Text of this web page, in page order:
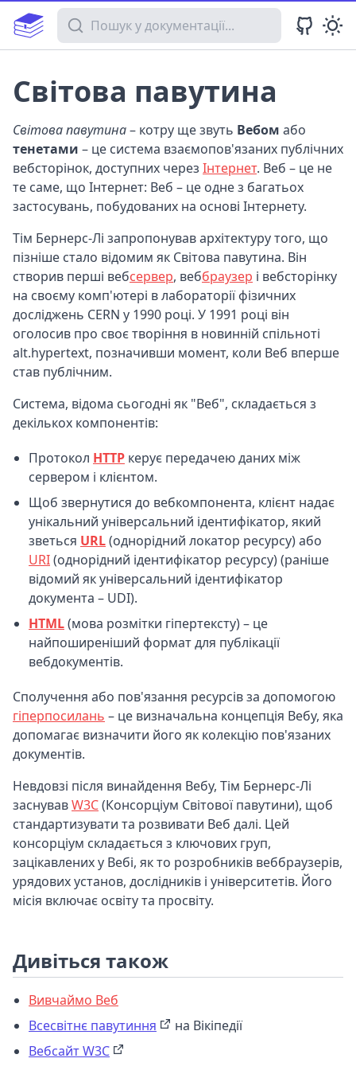
Пошук у документації
Світова павутина
Світова павутина– котру ще звуть Вебом або
тенетами – це система взаємопов'язаних публічних
вебсторінок, доступних через Інтернет. Веб – це не
те саме, що Інтернет: Веб – це одне з багатьох
застосувань, побудованих на основі Інтернету.
Тім Бернерс-Лі запропонував архітектуру того, що
пізніше стало відомим як Світова павутина. Він
створив перші вебсервер, веббраузер і вебсторінку
на своєму комп'ютері в лабораторії фізичних
досліджень CERN у 1990 році. У 1991 році він
оголосив про своє творіння в новинній спільноті
alt.hypertext, позначивши момент, коли Веб вперше
став публічним.
Система, відома сьогодні як "Веб", складається з
декількох компонентів:
Протокол HTTP керує передачею даних між
сервером і клієнтом.
Щоб звернутися до вебкомпонента, клієнт надає
унікальний універсальний ідентифікатор, який
зветься URL(однорідний локатор ресурсу) або
URI(однорідний ідентифікатор ресурсу) (раніше
відомий як універсальний ідентифікатор
документа – UDI).
HTML(мова розмітки гіпертексту) – це
найпоширеніший формат для публікації
вебдокументів.
Сполучення або пов'язання ресурсів за допомогою
гіперпосилань – це визначальна концепція Вебу, яка
допомагає визначити його як колекцію пов'язаних
документів.
Невдовзі після винайдення Вебу, Тім Бернерс-Лі
заснувавW3C(Консорціум Світової павутини), щоб
стандартизувати та розвивати Веб далі. Цей
консорціум складається з ключових груп,
зацікавлених у Вебі, як то розробників веббраузерів,
урядових установ, дослідників і університетів. Його
місія включає освіту та просвіту.
Дивіться також
Вивчаймо Веб
Всесвітнє павутиння
на Вікіпедії
Вебсайт W3C